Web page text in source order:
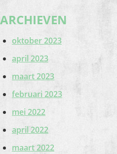
ARCHIEVEN
oktober 2023
april 2023
maart 2023
februari 2023
mei 2022
april 2022
maart 2022